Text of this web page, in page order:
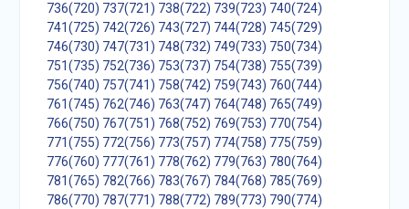
736(720) 737(721) 738(722) 739(723) 740(724)
741(725) 742(726) 743(727) 744(728) 745(729)
746(730) 747(731) 748(732) 749(733) 750(734)
751(735) 752(736) 753(737) 754(738) 755(739)
756(740) 757(741) 758(742) 759(743) 760(744)
761(745) 762(746) 763(747) 764(748) 765(749)
766(750) 767(751) 768(752) 769(753) 770(754)
771(755) 772(756) 773(757) 774(758) 775(759)
776(760) 777(761) 778(762) 779(763) 780(764)
781(765) 782(766) 783(767) 784(768) 785(769)
786(770) 787(771) 788(772) 789(773) 790(774)